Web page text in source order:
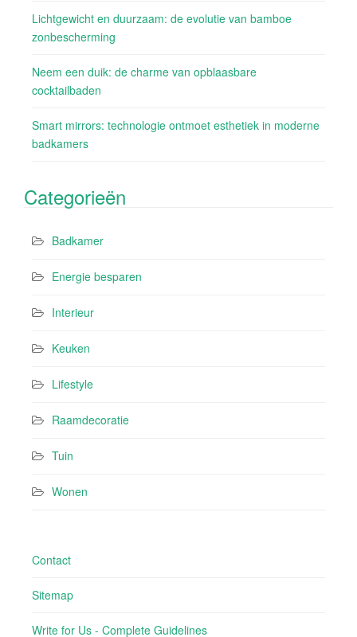
Lichtgewicht en duurzaam: de evolutie van bamboe
zonbescherming
Neem een duik: de charme van opblaasbare
cocktailbaden
Smart mirrors: technologie ontmoet esthetiek in moderne
badkamers
Categorieën
Badkamer
Energie besparen
Interieur
Keuken
Lifestyle
Raamdecoratie
Tuin
Wonen
Contact
Sitemap
Write for Us - Complete Guidelines